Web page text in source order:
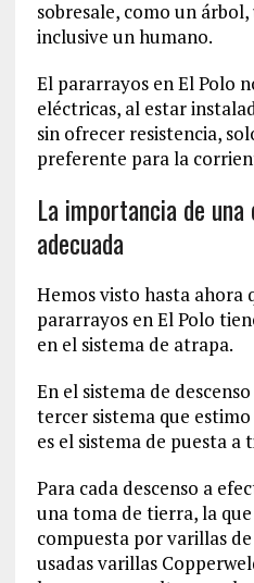
sobresale, como un
inclusive un humano.
El pararrayos en El Polo
eléctricas, al estar
sin ofrecer resistencia,
preferente para la
La importancia de
adecuada
Hemos visto hasta ahora
pararrayos en El Polo
en el sistema de atrapa.
En el sistema de
tercer sistema que
es el sistema de puesta a
Para cada descenso a
una toma de tierra, la
compuesta por varillas
usadas varillas